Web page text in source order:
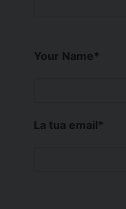
Your Name*
La tua email*